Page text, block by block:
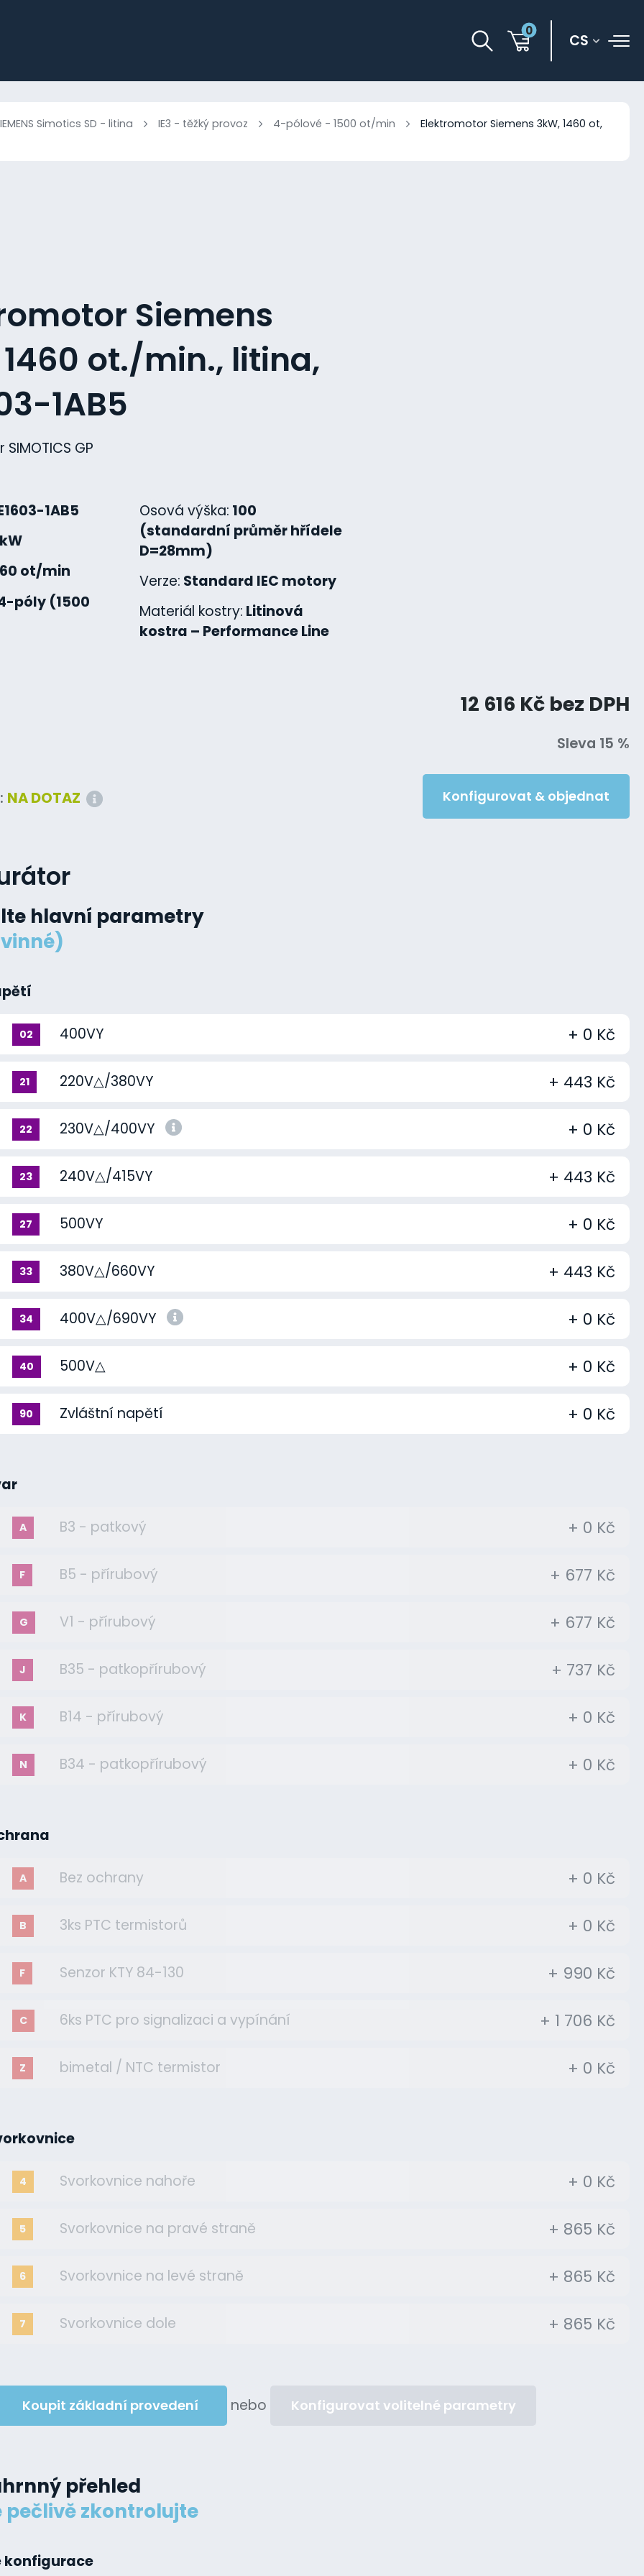
0
CS
Simotics SD - litina IE3 - těžký provoz 4-pólové - 1500 ot/min Elektromotor Siemens 3kW, 1460 ot,
Siemens
ot./min., litina,
1AB5
GP
1AB5
ot/min
póly (1500
Osová výška: 100
(standardní průměr hřídele
D=28mm)
Verze: Standard IEC motory
Materiál kostry: Litinová
kostra – Performance Line
NA DOTAZ
12 616 Kč bez DPH
Sleva 15 %
Konfigurovat & objednat
hlavní parametry
02 400VY + 0 Kč
21 220V△/380VY + 443 Kč
22 230V△/400VY + 0 Kč
23 240V△/415VY + 443 Kč
27 500VY + 0 Kč
33 380V△/660VY + 443 Kč
34 400V△/690VY + 0 Kč
40 500V△ + 0 Kč
90 Zvláštní napětí + 0 Kč
A B3 - patkový + 0 Kč
F B5 - přírubový + 677 Kč
G V1 - přírubový + 677 Kč
J B35 - patkopřírubový + 737 Kč
K B14 - přírubový + 0 Kč
N B34 - patkopřírubový + 0 Kč
A Bez ochrany + 0 Kč
B 3ks PTC termistorů + 0 Kč
F Senzor KTY 84-130 + 990 Kč
C 6ks PTC pro signalizaci a vypínání + 1 706 Kč
Z bimetal / NTC termistor + 0 Kč
4 Svorkovnice nahoře + 0 Kč
5 Svorkovnice na pravé straně + 865 Kč
6 Svorkovnice na levé straně + 865 Kč
7 Svorkovnice dole + 865 Kč
Koupit základní provedení nebo Konfigurovat volitelné parametry
přehled
pečlivě zkontrolujte
konfigurace